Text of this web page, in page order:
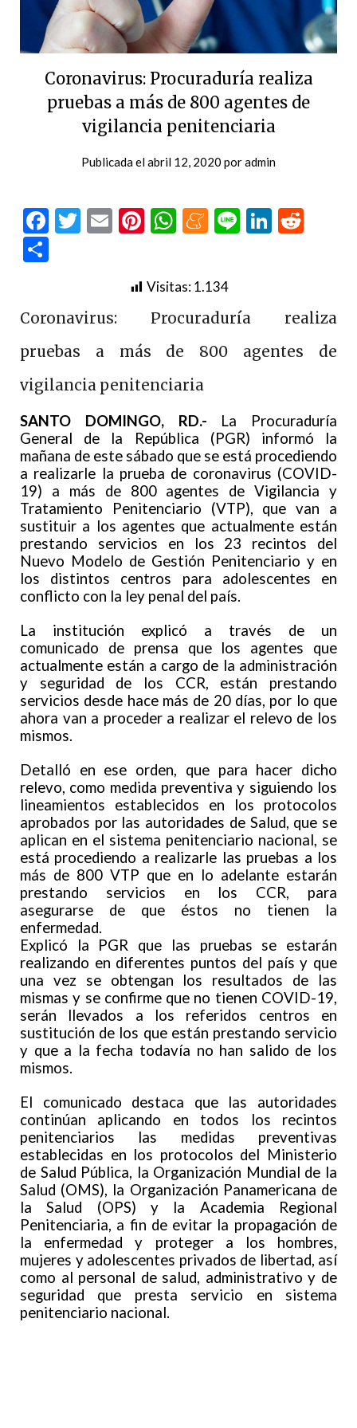
Coronavirus: Procuraduría realiza
pruebas a más de 800 agentes de
vigilancia penitenciaria
Publicada elabril 12, 2020 poradmin
Facebook
Twitter
EmailPinterest
WhatsApp
Meneame
Line
Visitas:1.134
Coronavirus: Procuraduría realiza
pruebas a más de 800 agentes de
vigilancia penitenciaria
SANTO DOMINGO, RD.- La Procuraduría
General de la República (PGR) informó la
mañana de este sábado que se está procediendo
a realizarle la prueba de coronavirus (COVID-
19) a más de 800 agentes de Vigilancia y
Tratamiento Penitenciario (VTP), que van a
sustituir a los agentes que actualmente están
prestando servicios en los 23 recintos del
Nuevo Modelo de Gestión Penitenciario y en
los distintos centros para adolescentes en
conflicto con la ley penal del país.
La institución explicó a través de un
comunicado de prensa que los agentes que
actualmente están a cargo de la administración
y seguridad de los CCR, están prestando
servicios desde hace más de 20 días, por lo que
ahora van a proceder a realizar el relevo de los
mismos.
Detalló en ese orden, que para hacer dicho
relevo, como medida preventiva y siguiendo los
lineamientos establecidos en los protocolos
aprobados por las autoridades de Salud, que se
aplican en el sistema penitenciario nacional, se
está procediendo a realizarle las pruebas a los
más de 800 VTP que en lo adelante estarán
prestando servicios en los CCR, para
asegurarse de que éstos no tienen la
enfermedad.
Explicó la PGR que las pruebas se estarán
realizando en diferentes puntos del país y que
una vez se obtengan los resultados de las
mismas y se confirme que no tienen COVID-19,
serán llevados a los referidos centros en
sustitución de los que están prestando servicio
y que a la fecha todavía no han salido de los
mismos.
El comunicado destaca que las autoridades
continúan aplicando en todos los recintos
penitenciarios las medidas preventivas
establecidas en los protocolos del Ministerio
de Salud Pública, la Organización Mundial de la
Salud (OMS), la Organización Panamericana de
la Salud (OPS) y la Academia Regional
Penitenciaria, a fin de evitar la propagación de
la enfermedad y proteger a los hombres,
mujeres y adolescentes privados de libertad, así
como al personal de salud, administrativo y de
seguridad que presta servicio en sistema
penitenciario nacional.